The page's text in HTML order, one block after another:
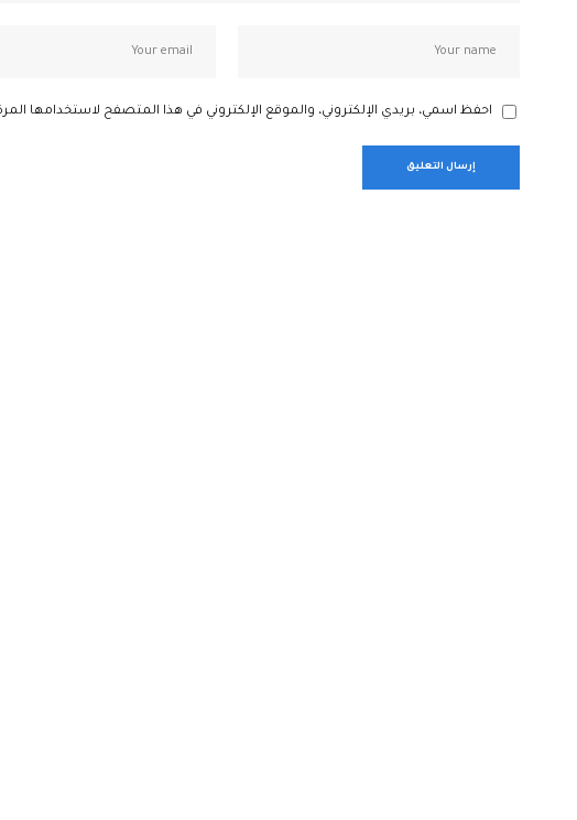
احفظ اسمي، بريدي الإلكتروني، والموقع الإلكتروني في هذا المتصفح لاستخدامها